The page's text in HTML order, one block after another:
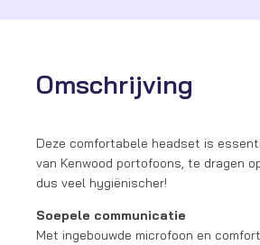
Omschrijving
Deze comfortabele headset is
van Kenwood portofoons, te dragen
dus veel hygiënischer!
Soepele communicatie
Met ingebouwde microfoon en